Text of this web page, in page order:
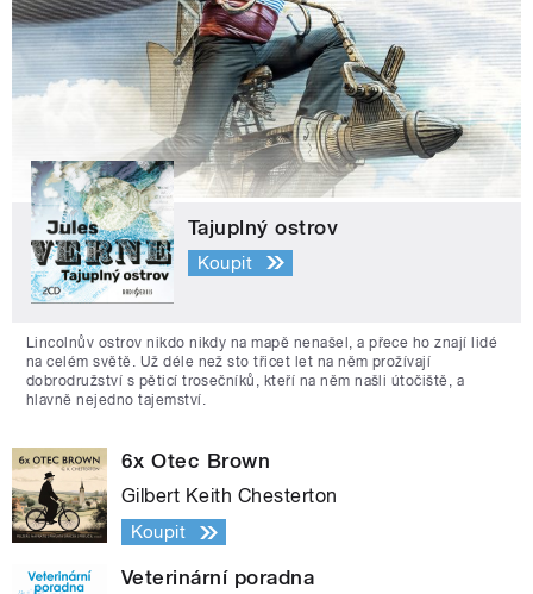
Tajuplný ostrov
Koupit
Lincolnův ostrov nikdo nikdy na mapě nenašel, a přece ho znají lidé
na celém světě. Už déle než sto třicet let na něm prožívají
dobrodružství s pěticí trosečníků, kteří na něm našli útočiště, a
hlavně nejedno tajemství.
6x Otec Brown
Gilbert Keith Chesterton
Koupit
Veterinární poradna